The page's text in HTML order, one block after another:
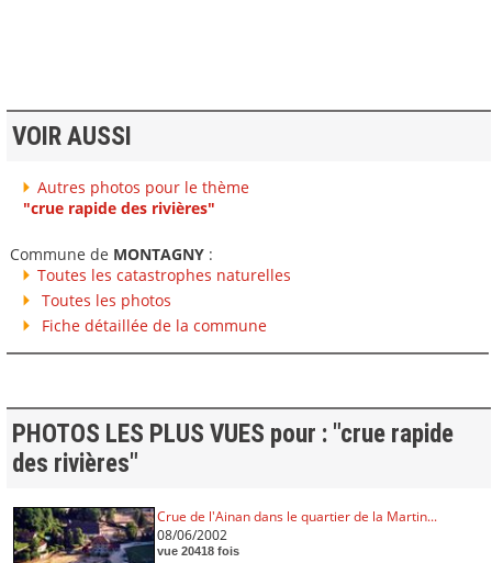
VOIR AUSSI
Autres photos pour le thème
"crue rapide des rivières"
Commune de MONTAGNY:
Toutes les catastrophes naturelles
Toutes les photos
Fiche détaillée de la commune
PHOTOS LES PLUS VUES pour : "crue rapide
des rivières"
Crue de l'Ainan dans le quartier de la Martin...
08/06/2002
vue 20418 fois